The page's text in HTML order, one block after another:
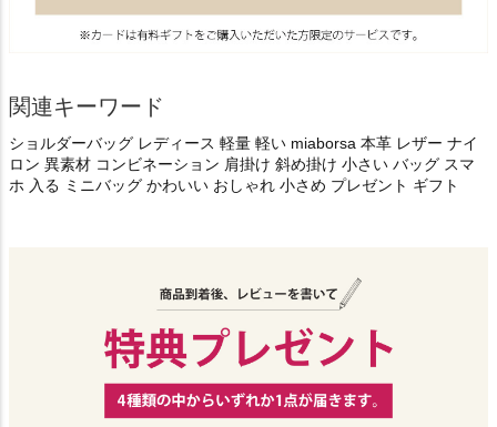
関連キーワード
ショルダーバッグ レディース 軽量 軽い miaborsa 本革 レザー ナイ
ロン 異素材 コンビネーション 肩掛け 斜め掛け 小さい バッグ スマ
ホ 入る ミニバッグ かわいい おしゃれ 小さめ プレゼント ギフト